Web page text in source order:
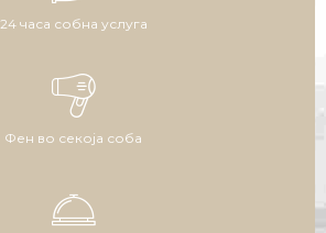
24 часа собна услуга
Фен во секоја соба